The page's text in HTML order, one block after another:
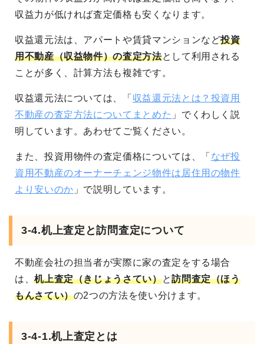
収益力が低ければ査定価格も安くなります。
収益還元法は、アパートや賃貸マンションなど投資
用不動産（収益物件）の査定方法として利用される
ことが多く、計算方法も複雑です。
収益還元法については、「 収益還元法とは？投資用
不動産の査定方法についてまとめた 」でくわしく説
明しています。あわせてご覧ください。
また、投資用物件の査定価格については、「 なぜ投
資用不動産のオーナーチェンジ物件は居住用の物件
より安いのか 」で説明しています。
3-4.机上査定と訪問査定について
不動産会社の担当者が実際に家の査定をする場合
は、机上査定（きじょうさてい）と訪問査定（ほう
もんさてい）の2つの方法を使い分けます。
3-4-1.机上査定とは